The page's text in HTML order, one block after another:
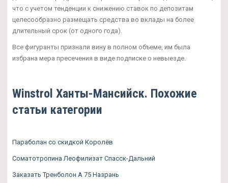
что с учетом тенденции к снижению ставок по депозитам
целесообразно размещать средства во вклады на более
длительный срок (от одного года).
Все фигуранты признали вину в полном объеме, им была
избрана мера пресечения в виде подписке о невыезде.
Winstrol Ханты-Мансийск. Похожие
статьи категории
Параболан со скидкой Королёв
Соматотропина Леофилизат Спасск-Дальний
Заказать Тренболон A 75 Назрань